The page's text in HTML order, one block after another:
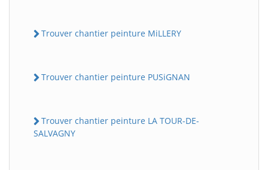
Trouver chantier peinture MiLLERY
Trouver chantier peinture PUSiGNAN
Trouver chantier peinture LA TOUR-DE-
SALVAGNY